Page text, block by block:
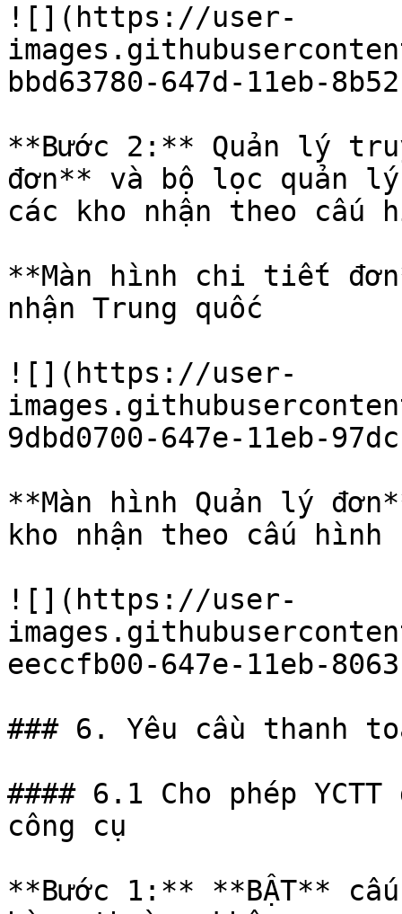
![](https://user-
bbd63780-647d-11eb-
**Bước 2:** Quản lý
đơn** và bộ lọc quản
các kho nhận theo cấu
**Màn hình chi tiết
nhận Trung quốc
![](https://user-
9dbd0700-647e-11eb-
**Màn hình Quản lý
kho nhận theo cấu hình
![](https://user-
eeccfb00-647e-11eb-
### 6. Yêu cầu thanh
#### 6.1 Cho phép
công cụ
**Bước 1:** **BẬT** cấu